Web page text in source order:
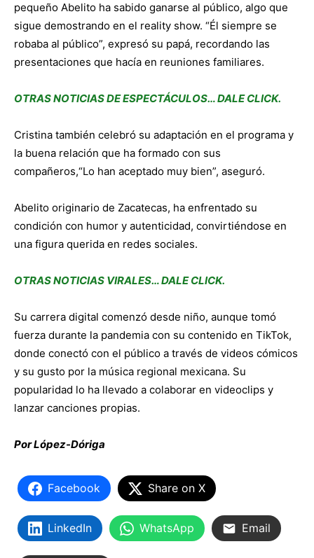
pequeño Abelito ha sabido ganarse al público, algo que
sigue demostrando en el reality show. “Él siempre se
robaba al público”, expresó su papá, recordando las
presentaciones que hacía en reuniones familiares.
OTRAS NOTICIAS DE ESPECTÁCULOS… DALE CLICK.
Cristina también celebró su adaptación en el programa y
la buena relación que ha formado con sus
compañeros,“Lo han aceptado muy bien”, aseguró.
Abelito originario de Zacatecas, ha enfrentado su
condición con humor y autenticidad, convirtiéndose en
una figura querida en redes sociales.
OTRAS NOTICIAS VIRALES… DALE CLICK.
Su carrera digital comenzó desde niño, aunque tomó
fuerza durante la pandemia con su contenido en TikTok,
donde conectó con el público a través de videos cómicos
y su gusto por la música regional mexicana. Su
popularidad lo ha llevado a colaborar en videoclips y
lanzar canciones propias.
Por López-Dóriga
Facebook Share on X
LinkedIn WhatsApp Email